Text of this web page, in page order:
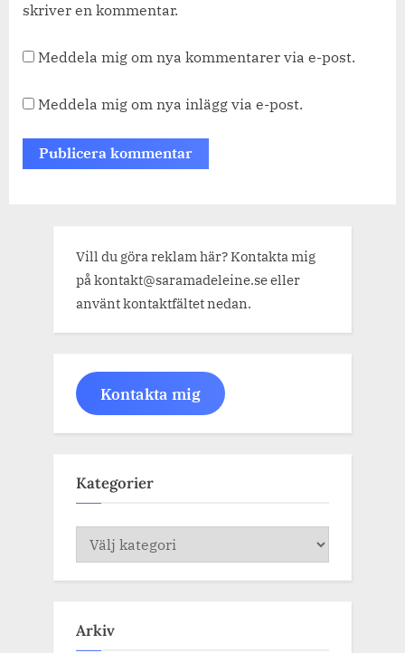
skriver en kommentar.
Meddela mig om nya kommentarer via e-post.
Meddela mig om nya inlägg via e-post.
Vill du göra reklam här? Kontakta mig
på kontakt@saramadeleine.se eller
använt kontaktfältet nedan.
Kontakta mig
Kategorier
Kategorier
Arkiv